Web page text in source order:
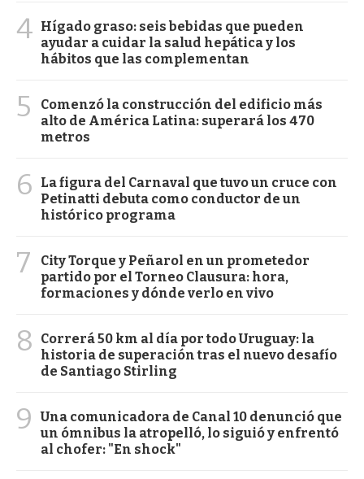
4 Hígado graso: seis bebidas que pueden
ayudar a cuidar la salud hepática y los
hábitos que las complementan
5
Comenzó la construcción del edificio más
alto de América Latina: superará los 470
metros
6
La figura del Carnaval que tuvo un cruce con
Petinatti debuta como conductor de un
histórico programa
7
City Torque y Peñarol en un prometedor
partido por el Torneo Clausura: hora,
formaciones y dónde verlo en vivo
8
Correrá 50 km al día por todo Uruguay: la
historia de superación tras el nuevo desafío
de Santiago Stirling
9
Una comunicadora de Canal 10 denunció que
un ómnibus la atropelló, lo siguió y enfrentó
al chofer: "En shock"